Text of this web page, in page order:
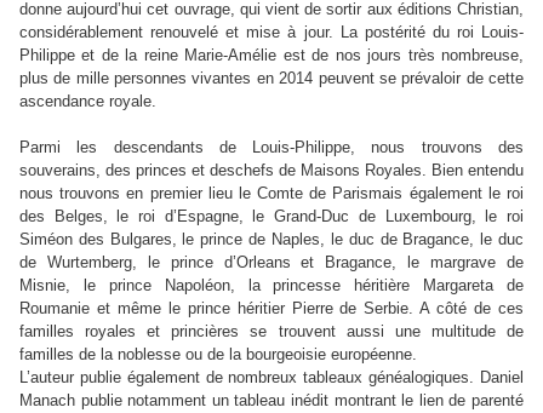
donne aujourd’hui cet ouvrage, qui vient de sortir aux éditions Christian,
considérablement renouvelé et mise à jour. La postérité du roi Louis-
Philippe et de la reine Marie-Amélie est de nos jours très nombreuse,
plus de mille personnes vivantes en 2014 peuvent se prévaloir de cette
ascendance royale.
Parmi les descendants de Louis-Philippe, nous trouvons des
souverains, des princes et deschefs de Maisons Royales. Bien entendu
nous trouvons en premier lieu le Comte de Parismais également le roi
des Belges, le roi d’Espagne, le Grand-Duc de Luxembourg, le roi
Siméon des Bulgares, le prince de Naples, le duc de Bragance, le duc
de Wurtemberg, le prince d’Orleans et Bragance, le margrave de
Misnie, le prince Napoléon, la princesse héritière Margareta de
Roumanie et même le prince héritier Pierre de Serbie. A côté de ces
familles royales et princières se trouvent aussi une multitude de
familles de la noblesse ou de la bourgeoisie européenne.
L’auteur publie également de nombreux tableaux généalogiques. Daniel
Manach publie notamment un tableau inédit montrant le lien de parenté